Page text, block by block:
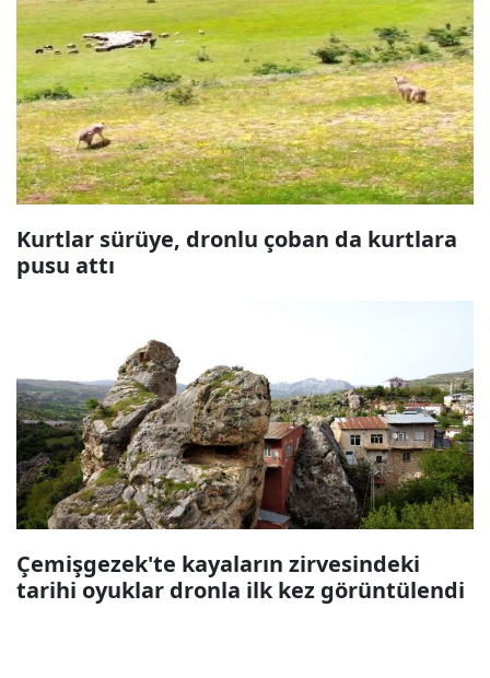
Kurtlar sürüye, dronlu çoban da kurtlara
pusu attı
Çemişgezek'te kayaların zirvesindeki
tarihi oyuklar dronla ilk kez görüntülendi